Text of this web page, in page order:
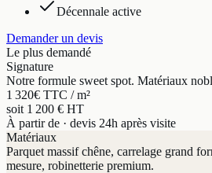
Décennale active
Demander un devis
Le plus demandé
Signature
Notre formule sweet spot. Matériaux
1 320€ TTC / m²
soit 1 200 € HT
À partir de · devis 24h après visite
Matériaux
Parquet massif chêne, carrelage grand
mesure, robinetterie premium.